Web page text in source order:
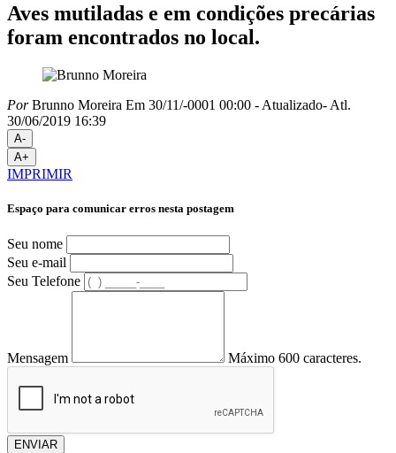
Aves mutiladas e em condições precárias
foram encontrados no local.
PorBrunno Moreira Em 30/11/-0001 00:00 - Atualizado- Atl.
30/06/2019 16:39
A-
A+
IMPRIMIR
Espaço para comunicar erros nesta postagem
Seu nome
Seu e-mail
Seu Telefone
Mensagem Máximo 600 caracteres.
ENVIAR